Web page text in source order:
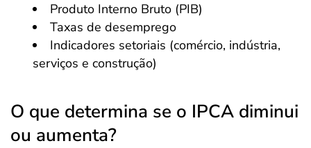
Produto Interno Bruto (PIB)
Taxas de desemprego
Indicadores setoriais (comércio, indústria,
serviços e construção)
O que determina se o IPCA diminui
ou aumenta?